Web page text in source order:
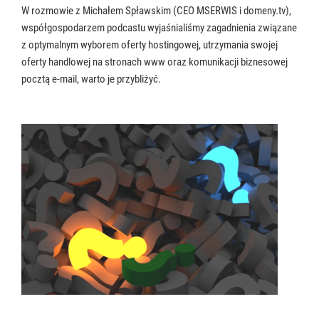
W rozmowie z Michałem Spławskim (CEO MSERWIS i domeny.tv),
współgospodarzem podcastu wyjaśnialiśmy zagadnienia związane
z optymalnym wyborem oferty hostingowej, utrzymania swojej
oferty handlowej na stronach www oraz komunikacji biznesowej
pocztą e-mail, warto je przybliżyć.